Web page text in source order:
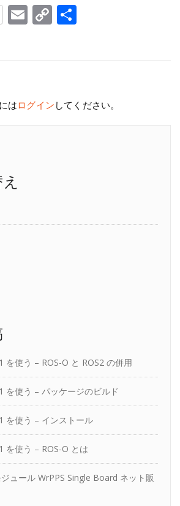
Email
Copy
Link
はログイン してください。
を使う – ROS-O と ROS2 の併用
を使う – パッケージのビルド
を使う – インストール
を使う – ROS-O とは
ュール WrPPS Single Board ネット販